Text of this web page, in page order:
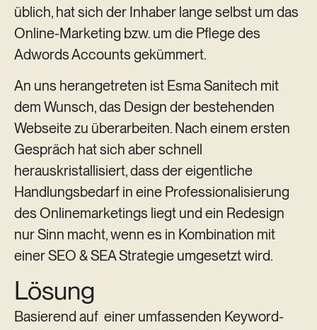
üblich, hat sich der Inhaber lange selbst um das
Online-Marketing bzw. um die Pflege des
Adwords Accounts gekümmert.
An uns herangetreten ist Esma Sanitech mit
dem Wunsch, das Design der bestehenden
Webseite zu überarbeiten. Nach einem ersten
Gespräch hat sich aber schnell
herauskristallisiert, dass der eigentliche
Handlungsbedarf in eine Professionalisierung
des Onlinemarketings liegt und ein Redesign
nur Sinn macht, wenn es in Kombination mit
einer SEO & SEA Strategie umgesetzt wird.
Lösung
Basierend auf einer umfassenden Keyword-